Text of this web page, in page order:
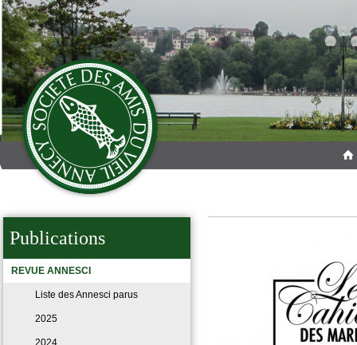
Publications
REVUE ANNESCI
Liste des Annesci parus
2025
2024